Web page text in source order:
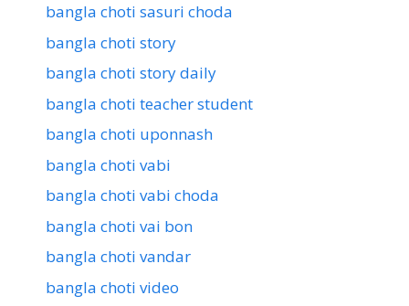
bangla choti sasuri choda
bangla choti story
bangla choti story daily
bangla choti teacher student
bangla choti uponnash
bangla choti vabi
bangla choti vabi choda
bangla choti vai bon
bangla choti vandar
bangla choti video